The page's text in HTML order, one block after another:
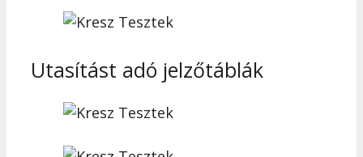
Utasítást adó jelzőtáblák